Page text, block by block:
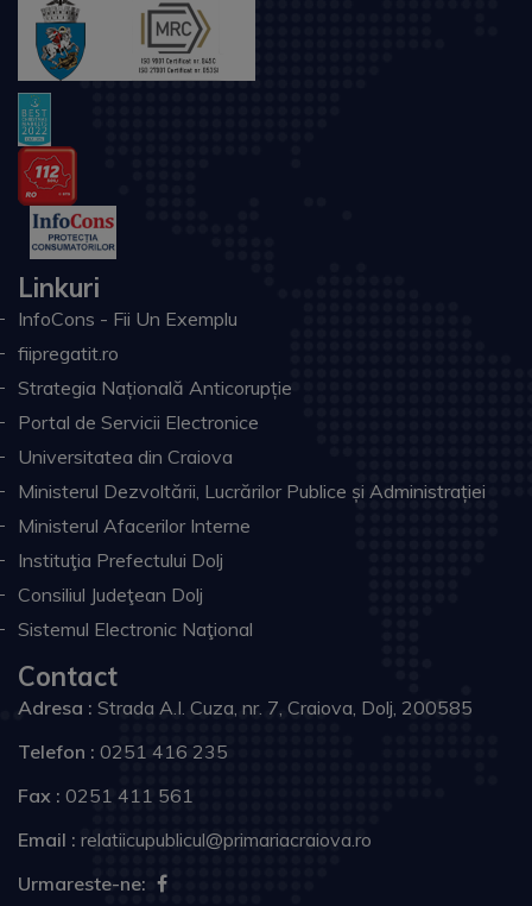
Linkuri
InfoCons - Fii Un Exemplu
fiipregatit.ro
Strategia Națională Anticorupție
Portal de Servicii Electronice
Universitatea din Craiova
Ministerul Dezvoltării, Lucrărilor Publice și Administrației
Ministerul Afacerilor Interne
Instituţia Prefectului Dolj
Consiliul Judeţean Dolj
Sistemul Electronic Naţional
Contact
Adresa : Strada A.I. Cuza, nr. 7, Craiova, Dolj, 200585
Telefon : 0251 416 235
Fax : 0251 411 561
Email : relatiicupublicul@primariacraiova.ro
Urmareste-ne: